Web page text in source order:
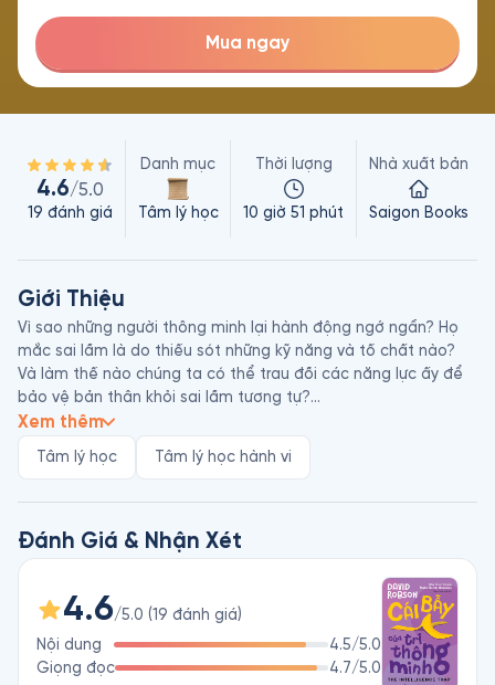
Mua ngay
4.6/5.0
19 đánh giá
Danh mục
Tâm lý học
Thời lượng
10 giờ 51 phút
Nhà xuất bản
Saigon Books
Giới Thiệu
Vì sao những người thông minh lại hành động ngớ ngẩn? Họ
mắc sai lầm là do thiếu sót những kỹ năng và tố chất nào?
Và làm thế nào chúng ta có thể trau đồi các năng lực ấy để
bảo vệ bản thân khỏi sai lầm tương tự?
trong mọi thứ bậc xã hội, bắt đầu với cá nhân và kết thúc với
thực chứng, Cái Bẫy Của Trí Thông Minh tiết lộ nguyên nhân
khiến những người thông minh hành động ngớ ngẩn và lý giải
vì sao trong một số trường hợp, họ lại dễ mắc sai lầm hơn
người bình thường. Cuốn sách cũng đưa ra các chiến lược để
giúp chúng ta suy nghĩ kỹ càng, sáng suốt hơn trước tin giả và
các vấn đề phức tạp trong thế kỷ 21. Cho dù bạn là sinh viên,
nhân viên công sở hay nhà khoa học, cuốn sách sẽ cung cấp
Xem thêm
Tâm lý học Tâm lý học hành vi
Đánh Giá & Nhận Xét
4.6/5.0 (19 đánh giá)
Nội dung
4.5/5.0
Giọng đọc
4.7/5.0